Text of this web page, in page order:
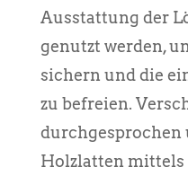
Ausstattung der
genutzt werden,
sichern und die
zu befreien.
durchgesprochen
Holzlatten mittels